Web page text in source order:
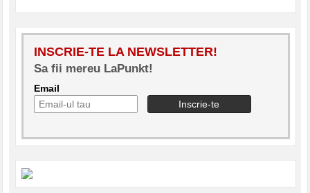
INSCRIE-TE LA NEWSLETTER!
Sa fii mereu LaPunkt!
Email